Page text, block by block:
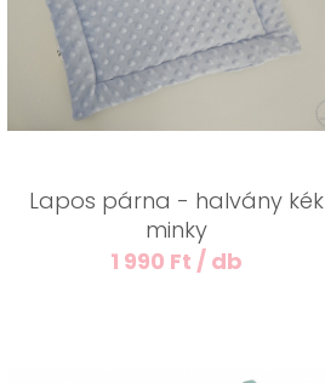
Lapos párna - halvány kék
minky
1 990 Ft / db